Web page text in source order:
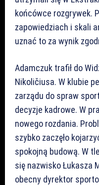
końcówce rozgrywek.
zapowiedziach i skali
uznać to za wynik
Adamczuk trafił do
Nikoličiusa. W klubie
zarządu do spraw
decyzje kadrowe. W
nowego rozdania.
szybko zaczęło
spokojną budową. W
się nazwisko Łukasza
obecny dyrektor